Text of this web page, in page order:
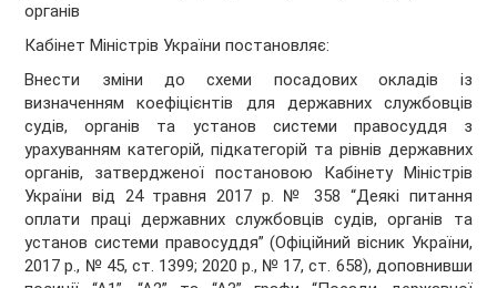
органів
Кабінет Міністрів Українипостановляє:
Внести зміни до схеми посадових окладів із
визначенням коефіцієнтів для державних службовців
судів, органів та установ системи правосуддя з
урахуванням категорій, підкатегорій та рівнів державних
органів, затвердженої постановою Кабінету Міністрів
України від 24 травня 2017 р. № 358 “Деякі питання
оплати праці державних службовців судів, органів та
установ системи правосуддя” (Офіційний вісник України,
2017 р., № 45, ст. 1399; 2020 р., № 17, ст. 658), доповнивши